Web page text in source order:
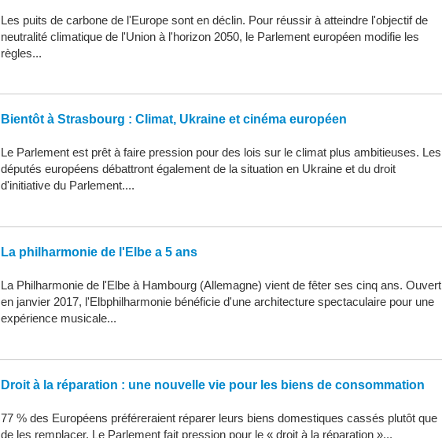
Les puits de carbone de l'Europe sont en déclin. Pour réussir à atteindre l'objectif de
neutralité climatique de l'Union à l'horizon 2050, le Parlement européen modifie les
règles...
Bientôt à Strasbourg : Climat, Ukraine et cinéma européen
Le Parlement est prêt à faire pression pour des lois sur le climat plus ambitieuses. Les
députés européens débattront également de la situation en Ukraine et du droit
d'initiative du Parlement....
La philharmonie de l'Elbe a 5 ans
La Philharmonie de l'Elbe à Hambourg (Allemagne) vient de fêter ses cinq ans. Ouvert
en janvier 2017, l'Elbphilharmonie bénéficie d'une architecture spectaculaire pour une
expérience musicale...
Droit à la réparation : une nouvelle vie pour les biens de consommation
77 % des Européens préféreraient réparer leurs biens domestiques cassés plutôt que
de les remplacer. Le Parlement fait pression pour le « droit à la réparation »...